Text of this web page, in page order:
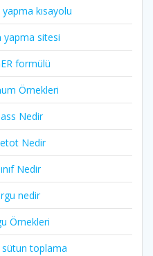
kısayolu
yapma sitesi
formülü
Örnekleri
Nedir
Nedir
Nedir
nedir
Örnekleri
toplama